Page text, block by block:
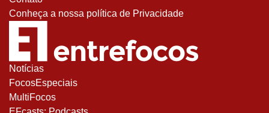
Conheça a nossa política de Privacidade
Notícias
FocosEspeciais
MultiFocos